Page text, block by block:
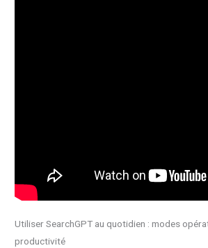
Utiliser SearchGPT au quotidien : modes
productivité